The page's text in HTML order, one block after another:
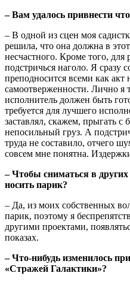
– Вам удалось привнести
– В одной из сцен моя
решила, что она должна в
несчастного. Кроме того, для
подстричься наголо. Я сразу
преподносится всеми как акт
самоотверженности. Лично я
исполнитель должен быть
требуется для лучшего
заставлял, скажем, прыгать
непосильный груз. А
труда не составило, отчего
совсем мне понятна.
– Чтобы сниматься в
носить парик?
– Да, из моих собственных
парик, поэтому я
другими проектами,
показах.
– Что-нибудь изменилось
«Стражей Галактики»?